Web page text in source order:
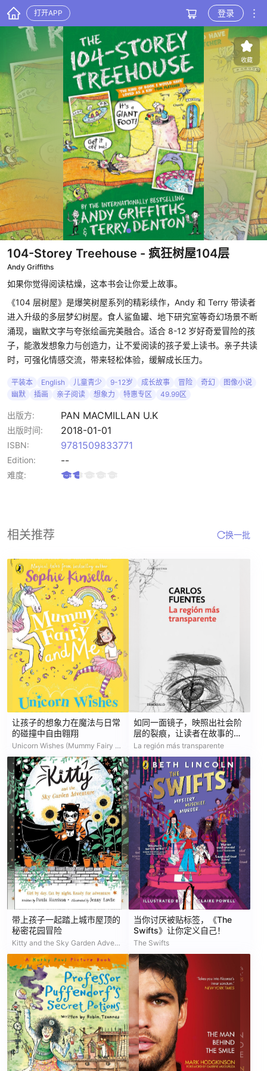
打开APP 登录
收藏
104-Storey Treehouse - 疯狂树屋104层
Andy Griffiths
如果你觉得阅读枯燥，这本书会让你爱上故事。
《104 层树屋》是爆笑树屋系列的精彩续作，Andy 和 Terry 带读者
进入升级的多层梦幻树屋。食人鲨鱼罐、地下研究室等奇幻场景不断
涌现，幽默文字与夸张绘画完美融合。适合 8-12 岁好奇爱冒险的孩
子，能激发想象力与创造力，让不爱阅读的孩子爱上读书。亲子共读
时，可强化情感交流，带来轻松体验，缓解成长压力。
平装本 English 儿童青少 9-12岁 成长故事 冒险 奇幻
图像小说
幽默
插画 亲子阅读 想象力 特惠专区 49.99区
出版方: PAN MACMILLAN U.K
出版时间: 2018-01-01
ISBN: 9781509833771
Edition: --
难度:
相关推荐 换一批
让孩子的想象力在魔法与日常
的碰撞中自由翱翔
Unicorn Wishes (Mummy Fairy and Me #3)
如同一面镜子，映照出社会阶
层的裂痕，让读者在故事的迷
宫中重获身份的觉醒
La región más transparente
带上孩子一起踏上城市屋顶的
秘密花园冒险
Kitty and the Sky Garden Adventure
当你讨厌被贴标签，《The
Swifts》让你定义自己！
The Swifts